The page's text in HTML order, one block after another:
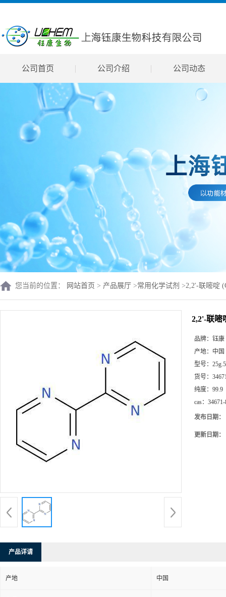
公司首页 公司介绍 公司动态
您当前的位置： 网站首页 > 产品展厅 >常用化学试剂 >2,2'-联嘧啶
2,2'-联嘧
品牌： 钰康
产地： 中国
型号：
货号：
纯度： 99.9
cas：
发布日期：
更新日期：
产品详请
产地 中国